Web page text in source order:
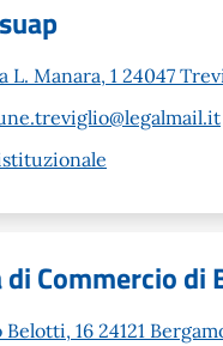
L. Manara, 1 24047
di Commercio di
Belotti, 16 24121